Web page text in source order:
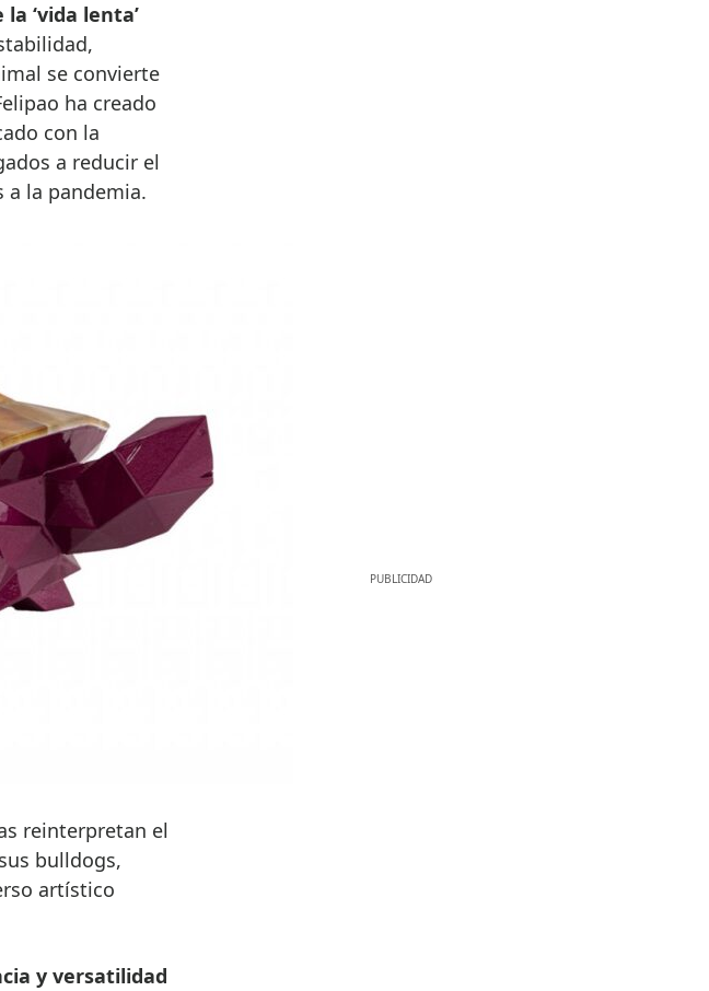
‘vida lenta’
se convierte
ha creado
con la
a reducir el
a la pandemia.
reinterpretan el
bulldogs,
artístico
y versatilidad